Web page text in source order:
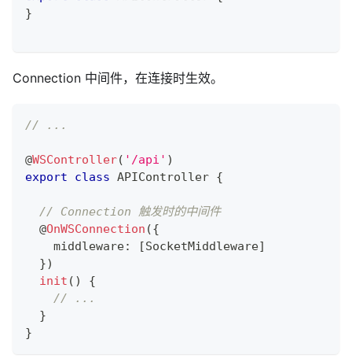
}
Connection 中间件，在连接时生效。
// ...
@WSController( '/api' )
export
class APIController {
// Connection 触发时的中间件
@OnWSConnection ({
    middleware
: [SocketMiddleware]
})
init ( )
{
// ...
}
}